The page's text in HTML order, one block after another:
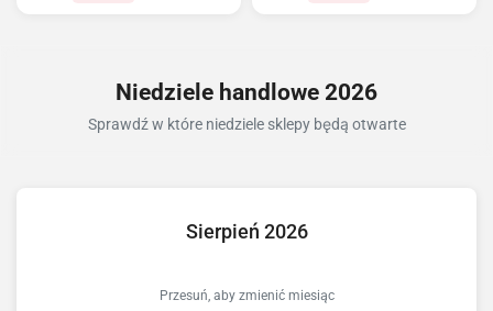
Niedziele handlowe 2026
Sprawdź w które niedziele sklepy będą otwarte
Sierpień 2026
Przesuń, aby zmienić miesiąc